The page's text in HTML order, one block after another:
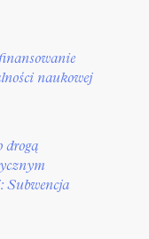
naukowej
drogą
Subwencja